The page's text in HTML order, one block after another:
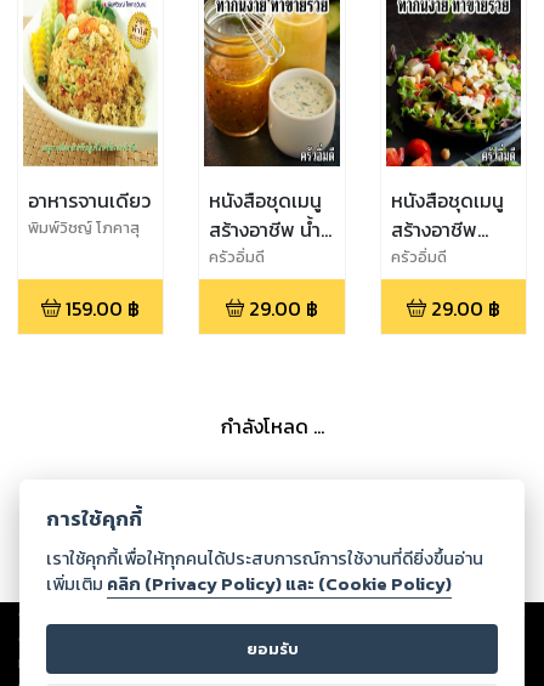
อาหารจานเดียว
พิมพ์วิชญ์ โภคาสุ
159.00 ฿
หนังสือชุดเมนู
สร้างอาชีพ น้ำ
สลัด ทำกินง่าย
ทำขายรวย
ครัวอิ่มดี
29.00 ฿
หนังสือชุดเมนู
สร้างอาชีพ
สลัด ทำกินง่าย
ทำขายรวย
ครัวอิ่มดี
29.00 ฿
กำลังโหลด ...
Copyright ©
ต่อผลงานหรือเนื้อหาใดที่อัปโหลดผ่านเว็บไซต์และปรากฏว่าละเมิดสิทธิใน
ทรัพย์สินทางปัญญาของบุคคลอื่นหรือขัดต่อกฎหมายและศีลธรรม ดังนั้น ผู้อ่าน
การใช้คุกกี้
เราใช้คุกกี้เพื่อให้ทุกคนได้ประสบการณ์การใช้งานที่ดียิ่งขึ้นอ่าน
เพิ่มเติม คลิก (Privacy Policy) และ (Cookie Policy)
ยอมรับ